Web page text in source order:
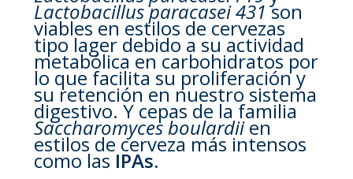
Lactobacillus paracasei 431son
viables en estilos de cervezas
tipo lager debido a su actividad
metabólica en carbohidratos por
lo que facilita su proliferación y
su retención en nuestro sistema
digestivo. Y cepas de la familia
Saccharomyces boulardiien
estilos de cerveza más intensos
como lasIPAs.